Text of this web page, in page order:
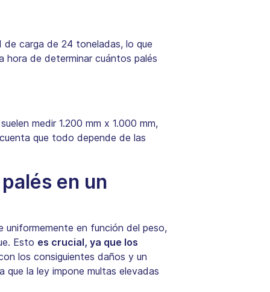
carga de 24 toneladas, lo que
de determinar cuántos palés
medir 1.200 mm x 1.000 mm,
que todo depende de las
en un
uniformemente en función del peso,
Esto es crucial, ya que los
los consiguientes daños y un
que la ley impone multas elevadas